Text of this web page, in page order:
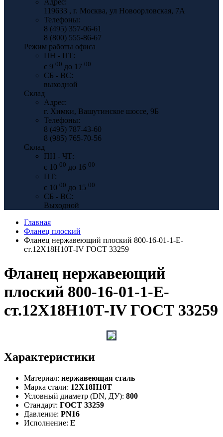
Адрес:
119633 , г. Москва, ул Новоорловская, 7А
Телефоны:
8 (495) 357-06-61
8 (800) 555-86-67
Режим работы офиса
ПН - ПТ:
с 9 00 до 17 00
СБ - ВС:
выходной
Склад
Адрес:
г. Химки, Вашутинское шоссе, 9Б
Телефоны:
8 (495) 787-43-60
8 (985) 765-70-56
Склад
ПН - ЧТ:
с 10 00 до 16 00
ПТ:
с 10 00 до 15 00
СБ - ВС:
Выходной
Главная
Фланец плоский
Фланец нержавеющий плоский 800-16-01-1-Е-
ст.12Х18Н10Т-IV ГОСТ 33259
Фланец нержавеющий
плоский 800-16-01-1-Е-
ст.12Х18Н10Т-IV ГОСТ 33259
Характеристики
Материал: нержавеющая сталь
Марка стали: 12Х18Н10Т
Условный диаметр (DN, ДУ): 800
Стандарт: ГОСТ 33259
Давление: PN16
Исполнение: E